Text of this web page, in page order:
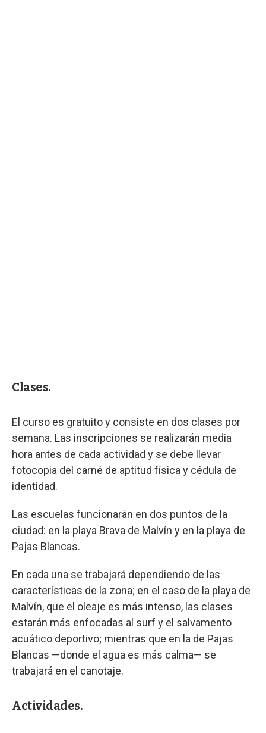
Clases.
El curso es gratuito y consiste en dos clases por
semana. Las inscripciones se realizarán media
hora antes de cada actividad y se debe llevar
fotocopia del carné de aptitud física y cédula de
identidad.
Las escuelas funcionarán en dos puntos de la
ciudad: en la playa Brava de Malvín y en la playa de
Pajas Blancas.
En cada una se trabajará dependiendo de las
características de la zona; en el caso de la playa de
Malvín, que el oleaje es más intenso, las clases
estarán más enfocadas al surf y el salvamento
acuático deportivo; mientras que en la de Pajas
Blancas —donde el agua es más calma— se
trabajará en el canotaje.
Actividades.